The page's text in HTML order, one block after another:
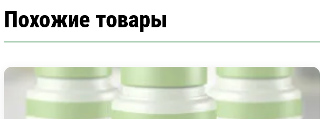
Похожие товары